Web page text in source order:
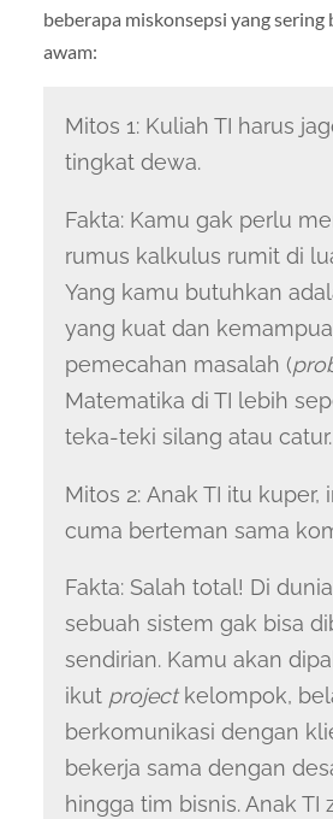
beberapa miskonsepsi yang sering
awam:
Mitos 1: Kuliah TI harus
tingkat dewa.
Fakta: Kamu gak perlu
rumus kalkulus rumit di
Yang kamu butuhkan
yang kuat dan
pemecahan masalah (
Matematika di TI lebih
teka-teki silang atau catur.
Mitos 2: Anak TI itu kuper,
cuma berteman sama
Fakta: Salah total! Di
sebuah sistem gak bisa
sendirian. Kamu akan
ikut projectkelompok,
berkomunikasi dengan
bekerja sama dengan
hingga tim bisnis. Anak TI